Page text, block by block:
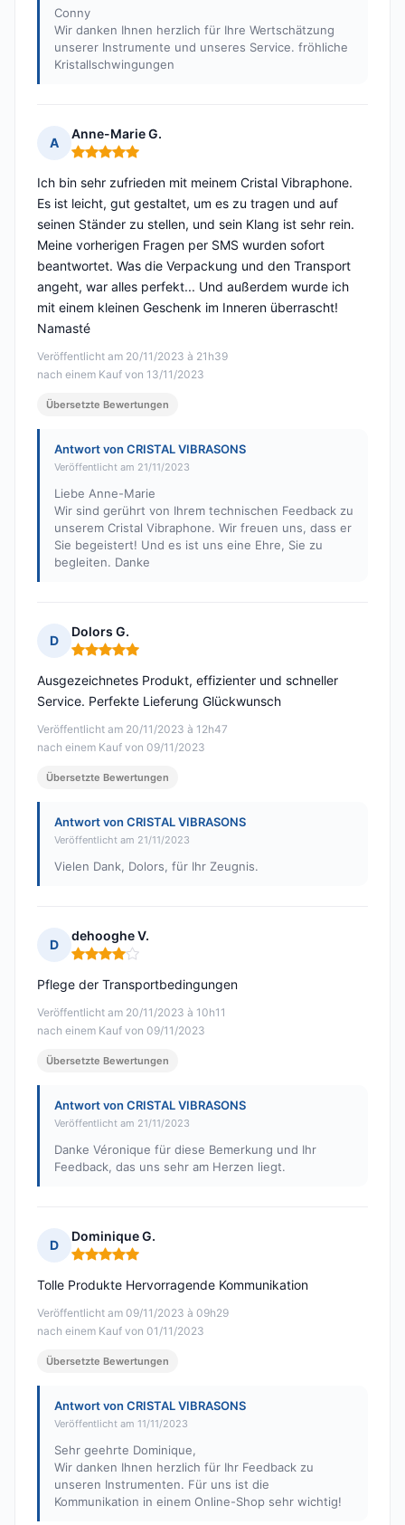
Conny
Wir danken Ihnen herzlich für Ihre Wertschätzung
unserer Instrumente und unseres Service. fröhliche
Kristallschwingungen
A
Anne-Marie G.
Hinweis: 5 von 5
Veröffentlicht am 20/11/2023 à 21h39
nach einem Kauf von 13/11/2023
Ich bin sehr zufrieden mit meinem Cristal Vibraphone.
Es ist leicht, gut gestaltet, um es zu tragen und auf
seinen Ständer zu stellen, und sein Klang ist sehr rein.
Meine vorherigen Fragen per SMS wurden sofort
beantwortet. Was die Verpackung und den Transport
angeht, war alles perfekt... Und außerdem wurde ich
mit einem kleinen Geschenk im Inneren überrascht!
Namasté
Übersetzte Bewertungen
Antwort von CRISTAL VIBRASONS
Veröffentlicht am 21/11/2023
Liebe Anne-Marie
Wir sind gerührt von Ihrem technischen Feedback zu
unserem Cristal Vibraphone. Wir freuen uns, dass er
Sie begeistert! Und es ist uns eine Ehre, Sie zu
begleiten. Danke
D
Dolors G.
Hinweis: 5 von 5
Veröffentlicht am 20/11/2023 à 12h47
nach einem Kauf von 09/11/2023
Ausgezeichnetes Produkt, effizienter und schneller
Service. Perfekte Lieferung Glückwunsch
Übersetzte Bewertungen
Antwort von CRISTAL VIBRASONS
Veröffentlicht am 21/11/2023
Vielen Dank, Dolors, für Ihr Zeugnis.
D
dehooghe V.
Hinweis: 4 von 5
Veröffentlicht am 20/11/2023 à 10h11
nach einem Kauf von 09/11/2023
Pflege der Transportbedingungen
Übersetzte Bewertungen
Antwort von CRISTAL VIBRASONS
Veröffentlicht am 21/11/2023
Danke Véronique für diese Bemerkung und Ihr
Feedback, das uns sehr am Herzen liegt.
D
Dominique G.
Hinweis: 5 von 5
Veröffentlicht am 09/11/2023 à 09h29
nach einem Kauf von 01/11/2023
Tolle Produkte Hervorragende Kommunikation
Übersetzte Bewertungen
Antwort von CRISTAL VIBRASONS
Veröffentlicht am 11/11/2023
Sehr geehrte Dominique,
Wir danken Ihnen herzlich für Ihr Feedback zu
unseren Instrumenten. Für uns ist die
Kommunikation in einem Online-Shop sehr wichtig!